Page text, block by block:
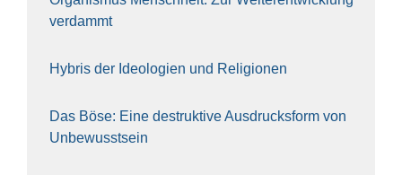
ver­dammt
Hybris der Ideo­lo­gien und Reli­gio­nen
Das Böse: Eine destruk­ti­ve Aus­drucks­form von
Unbe­wusst­sein